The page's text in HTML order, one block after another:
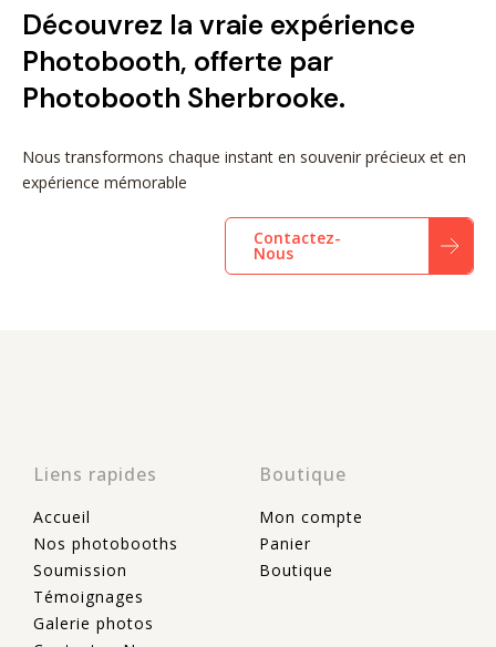
Découvrez la vraie expérience
Photobooth, offerte par
Photobooth Sherbrooke.
Nous transformons chaque instant en souvenir précieux et en
expérience mémorable
Contactez-
Nous
Liens rapides
Accueil
Nos photobooths
Soumission
Témoignages
Galerie photos
Boutique
Mon compte
Panier
Boutique